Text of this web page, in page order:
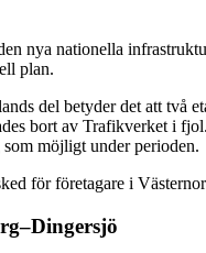
nya nationella
plan.
del betyder det att två
bort av Trafikverket i
möjligt under perioden.
för företagare i